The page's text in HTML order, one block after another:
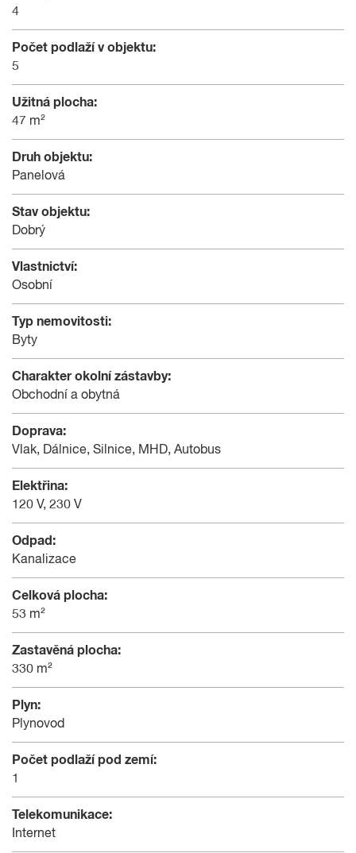
4
Počet podlaží v objektu:
5
Užitná plocha:
47 m²
Druh objektu:
Panelová
Stav objektu:
Dobrý
Vlastnictví:
Osobní
Typ nemovitosti:
Byty
Charakter okolní zástavby:
Obchodní a obytná
Doprava:
Vlak, Dálnice, Silnice, MHD, Autobus
Elektřina:
120 V, 230 V
Odpad:
Kanalizace
Celková plocha:
53 m²
Zastavěná plocha:
330 m²
Plyn:
Plynovod
Počet podlaží pod zemí:
1
Telekomunikace:
Internet